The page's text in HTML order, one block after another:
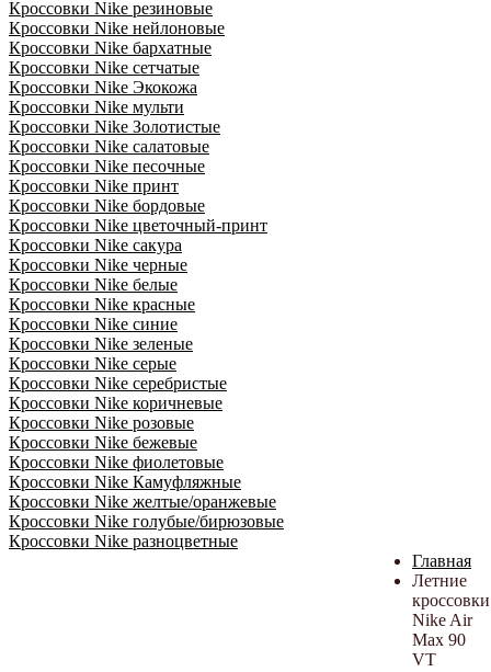
Кроссовки Nike резиновые
Кроссовки Nike нейлоновые
Кроссовки Nike бархатные
Кроссовки Nike сетчатые
Кроссовки Nike Экокожа
Кроссовки Nike мульти
Кроссовки Nike Золотистые
Кроссовки Nike салатовые
Кроссовки Nike песочные
Кроссовки Nike принт
Кроссовки Nike бордовые
Кроссовки Nike цветочный-принт
Кроссовки Nike сакура
Кроссовки Nike черные
Кроссовки Nike белые
Кроссовки Nike красные
Кроссовки Nike синие
Кроссовки Nike зеленые
Кроссовки Nike серые
Кроссовки Nike серебристые
Кроссовки Nike коричневые
Кроссовки Nike розовые
Кроссовки Nike бежевые
Кроссовки Nike фиолетовые
Кроссовки Nike Камуфляжные
Кроссовки Nike желтые/оранжевые
Кроссовки Nike голубые/бирюзовые
Кроссовки Nike разноцветные
Главная
Летние
кроссовки
Nike Air
Max 90
VT